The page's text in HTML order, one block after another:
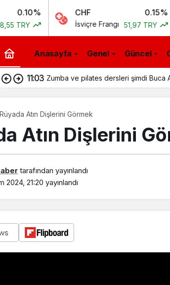
CHF
İsviçre Frangı 51,97 TRY
Anasayfa Genel Güncel
0 11:03 Zumba ve pilates dersleri şimdi Buca
Rüyada Atın Dişlerini Görmek​
Atın Dişlerini
tarafından yayınlandı
2024, 21:20 yayınlandı